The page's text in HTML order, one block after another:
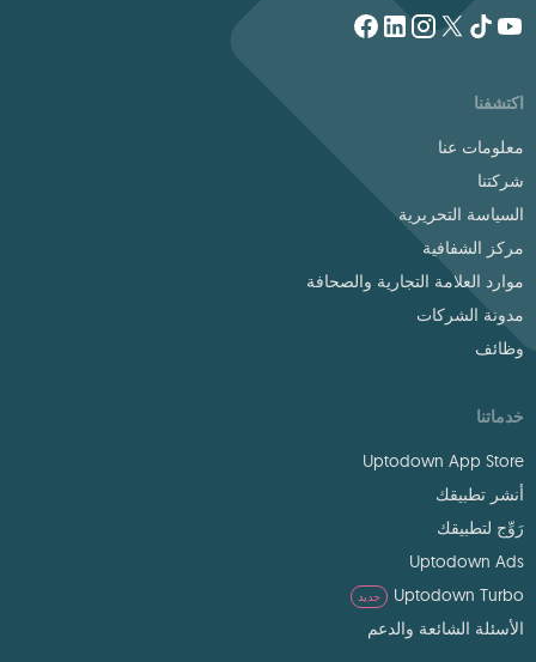
اكتشفنا
معلومات عنا
شركتنا
السياسة التحريرية
مركز الشفافية
موارد العلامة التجارية والصحافة
مدونة الشركات
وظائف
خدماتنا
Uptodown App Store
أنشر تطبيقك
رَوِّج لتطبيقك
Uptodown Ads
Uptodown Turbo
جديد
الأسئلة الشائعة والدعم